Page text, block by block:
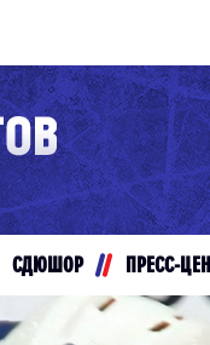
«Восток»
Золотой
Медведи
СДЮШОР ПРЕСС-